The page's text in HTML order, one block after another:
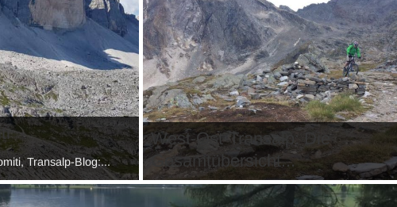
Transalp-Blog:...
West-Ost-Transalp: Die
Gesamtübersicht...